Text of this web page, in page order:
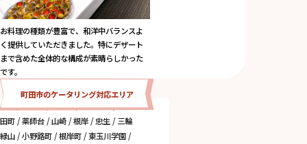
お料理の種類が豊富で、和洋中バランスよ
く提供していただきました。特にデザート
まで含めた全体的な構成が素晴らしかった
です。
町田市のケータリング対応エリア
小川 / 成瀬台 / 真光寺 / 真光寺町 / 野津
田町 / 薬師台 / 山崎 / 根岸 / 忠生 / 三輪
緑山 / 小野路町 / 根岸町 / 東玉川学園 /